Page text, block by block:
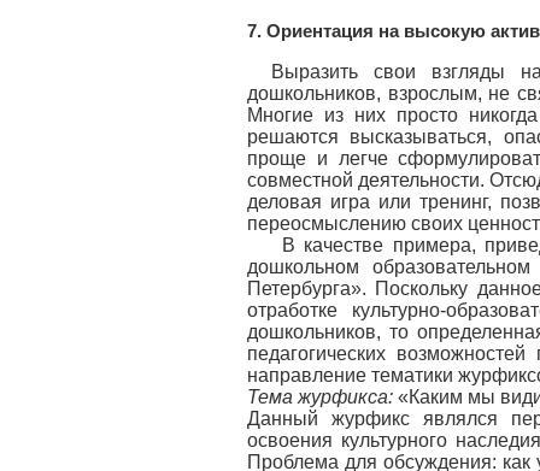
7. Ориентация на высокую
Выразить свои взгляды
дошкольников, взрослым, не
Многие из них просто
решаются высказываться,
проще и легче
совместной деятельности.
деловая игра или тренинг,
переосмыслению своих
В качестве примера,
дошкольном
Петербурга». Поскольку
отработке культурно-
дошкольников, то
педагогических
направление тематики
Тема журфикса: «Каким мы
Данный журфикс являлся
освоения культурного
Проблема для обсуждения: как